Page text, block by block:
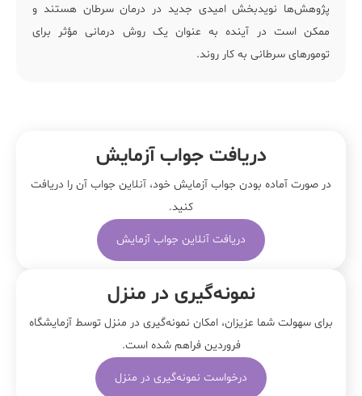
پژوهش‌ها نویدبخش امیدی جدید در درمان سرطان هستند و
ممکن است در آینده به عنوان یک روش درمانی مؤثر برای
تومورهای سرطانی به کار روند.
دریافت جواب آزمایش
در صورت آماده بودن جواب آزمایش خود، آنلاین جواب‌ آن را دریافت
کنید.
دریافت آنلاین جواب آزمایش
نمونه‌‌گیری در منزل
برای سهولت شما عزیزان، امکان نمونه‌گیری در منزل توسط آزمایشگاه
فروردین فراهم شده است.
درخواست نمونه‌گیری در منزل